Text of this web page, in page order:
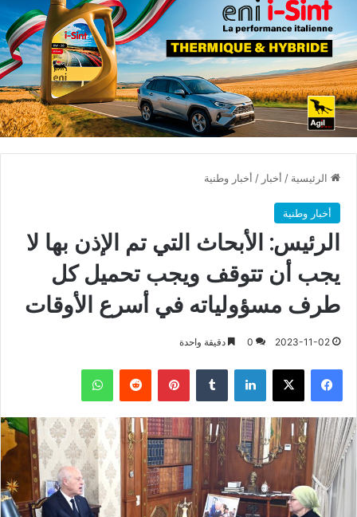
الرئيسية / أخبار / أخبار وطنية
أخبار وطنية
الرئيس: الأبحاث التي تم الإذن بها لا
يجب أن تتوقف ويجب تحميل كل
طرف مسؤولياته في أسرع الأوقات
2023-11-02
0 دقيقة واحدة
فيسبوك X لينكدإن بينتيريست واتساب